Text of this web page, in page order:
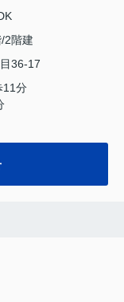
2階建
36-17
11分